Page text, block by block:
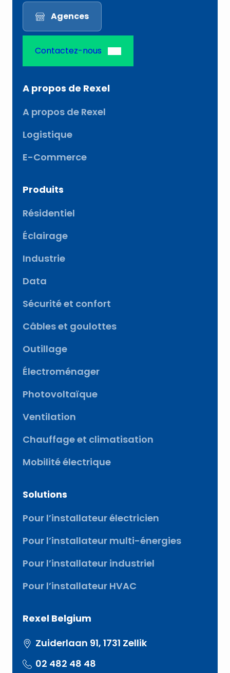
Agences
Contactez-nous
A propos de Rexel
A propos de Rexel
Logistique
E-Commerce
Produits
Résidentiel
Éclairage
Industrie
Data
Sécurité et confort
Câbles et goulottes
Outillage
Électroménager
Photovoltaïque
Ventilation
Chauffage et climatisation
Mobilité électrique
Solutions
Pour l’installateur électricien
Pour l’installateur multi-énergies
Pour l’installateur industriel
Pour l’installateur HVAC
Rexel Belgium
Zuiderlaan 91, 1731 Zellik
02 482 48 48